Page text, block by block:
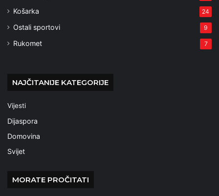
Košarka 24
Ostali sportovi 9
Rukomet 7
NAJČITANIJE KATEGORIJE
Vijesti
Dijaspora
Domovina
Svijet
MORATE PROČITATI